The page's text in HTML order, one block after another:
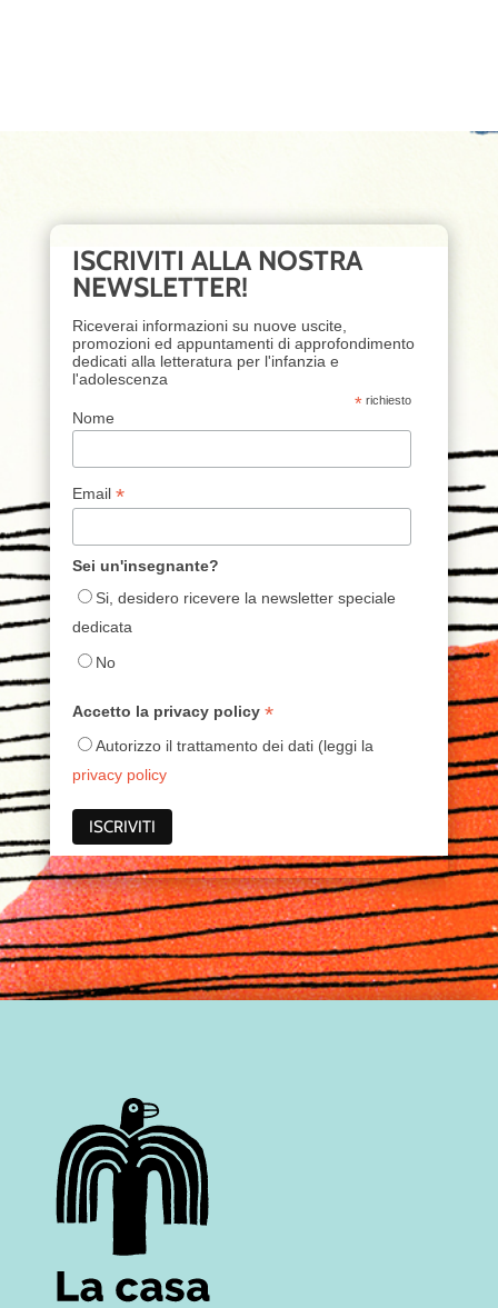
ISCRIVITI ALLA NOSTRA
NEWSLETTER!
Riceverai informazioni su nuove uscite,
promozioni ed appuntamenti di approfondimento
dedicati alla letteratura per l'infanzia e
l'adolescenza
* richiesto
Nome
Email *
Sei un'insegnante?
Si, desidero ricevere la newsletter speciale
dedicata
No
Accetto la privacy policy *
Autorizzo il trattamento dei dati (leggi la
privacy policy